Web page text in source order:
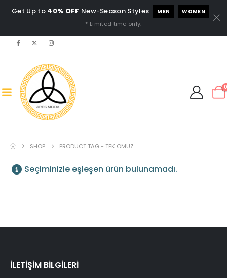
Get Up to 40% OFF New-Season Styles MEN WOMEN
* Limited time only.
SHOP PRODUCT TAG - TEK OMUZ
Seçiminizle eşleşen ürün bulunamadı.
İLETİŞİM BİLGİLERİ